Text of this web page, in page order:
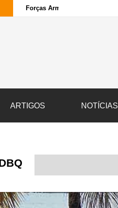
Forças Armadas e sociedade
ARTIGOS NOTÍCIAS